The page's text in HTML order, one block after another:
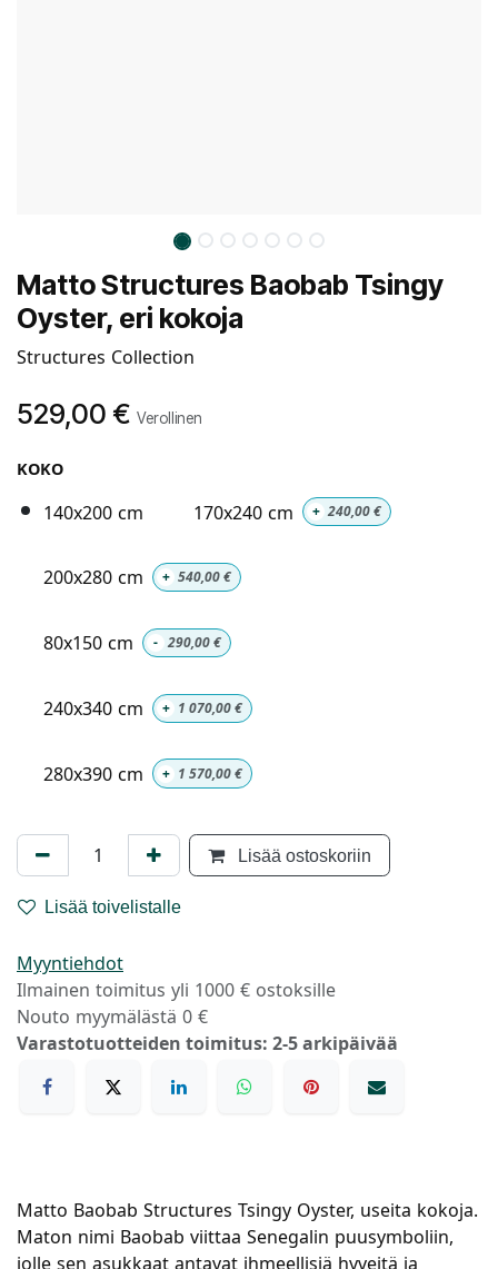
Matto Structures Baobab Tsingy
Oyster, eri kokoja
Structures Collection
529,00 € Verollinen
KOKO
140x200 cm 170x240 cm + 240,00 €
200x280 cm + 540,00 €
80x150 cm - 290,00 €
240x340 cm + 1 070,00 €
280x390 cm + 1 570,00 €
Lisää ostoskoriin
Lisää toivelistalle
Myyntiehdot
Ilmainen toimitus yli 1000 € ostoksille
Nouto myymälästä 0 €
Varastotuotteiden toimitus: 2-5 arkipäivää
Matto Baobab Structures Tsingy Oyster, useita kokoja.
Maton nimi Baobab viittaa Senegalin puusymboliin,
jolle sen asukkaat antavat ihmeellisiä hyveitä ja